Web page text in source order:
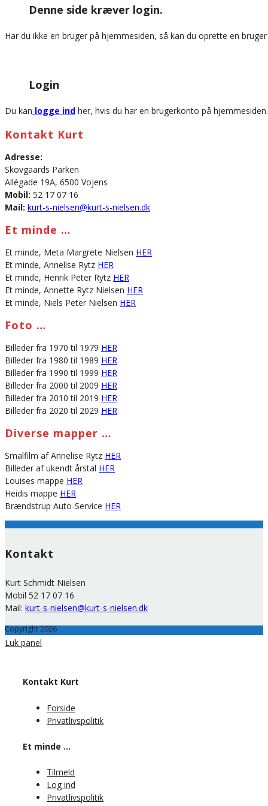
websiteDenne side kræver login.
Har du ikke en bruger på hjemmesiden, så kan du oprette en
Login
Du kan logge ind her, hvis du har en brugerkonto på hjemmesiden.
Kontakt Kurt
Adresse:
Skovgaards Parken
Allégade 19A, 6500 Vojens
Mobil: 52 17 07 16
Mail: kurt-s-nielsen@kurt-s-nielsen.dk
Et minde …
Et minde, Meta Margrete Nielsen HER
Et minde, Annelise Rytz HER
Et minde, Henrik Peter Rytz HER
Et minde, Annette Rytz Nielsen HER
Et minde, Niels Peter Nielsen HER
Foto …
Billeder fra 1970 til 1979 HER
Billeder fra 1980 til 1989 HER
Billeder fra 1990 til 1999 HER
Billeder fra 2000 til 2009 HER
Billeder fra 2010 til 2019 HER
Billeder fra 2020 til 2029 HER
Diverse mapper …
Smalfilm af Annelise Rytz HER
Billeder af ukendt årstal HER
Louises mappe HER
Heidis mappe HER
Brændstrup Auto-Service HER
Kontakt
Kurt Schmidt Nielsen
Mobil 52 17 07 16
Mail: kurt-s-nielsen@kurt-s-nielsen.dk
Copyright 2026
Luk panel
Kontakt Kurt
Forside
Privatlivspolitik
Et minde …
Tilmeld
Log ind
Privatlivspolitik